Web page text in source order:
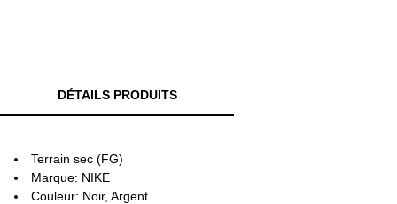
DÉTAILS PRODUITS
Terrain sec (FG)
Marque: NIKE
Couleur: Noir, Argent